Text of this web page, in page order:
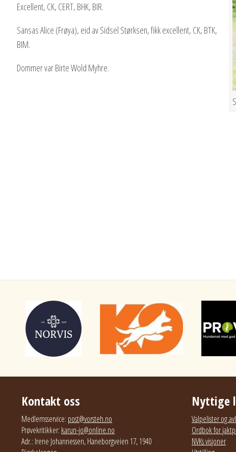
Excellent, CK, CERT, BHK, BIR.
Sansas Alice (Frøya), eid av Sidsel Størksen, fikk excellent, CK, BTK,
BIM.
Dommer var Birte Wold Myhre.
Kontakt oss
Medlemsservice: post@vorsteh.no
Prøvekritikker: karun-jo@online.no
Adr.: Irene Johannessen, Haneborgveien 17, 1940
Nyttige
Valpelister og
Ordbok for
NVKs visjoner